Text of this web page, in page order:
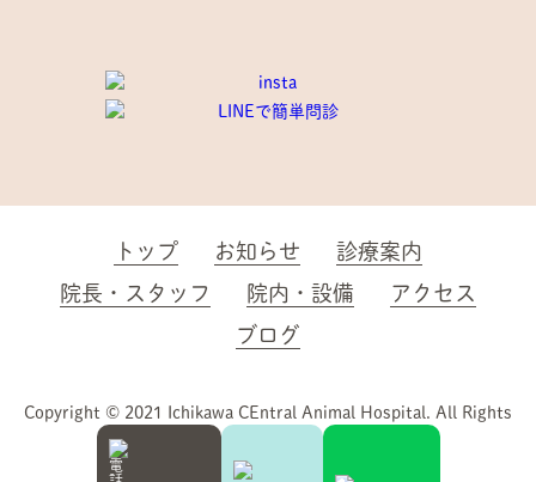
トップ お知らせ
診療案内
院長・スタッフ
院内・設備
アクセス
ブログ
Copyright © 2021 Ichikawa CEntral Animal Hospital. All Rights